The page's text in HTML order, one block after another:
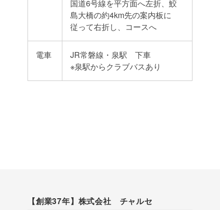
国道6号線を平方面へ左折、鮫
島大橋の約4km先の案内板に
従って右折し、コースへ
電車
JR常磐線・泉駅 下車
※泉駅からクラブバスあり
【創業37年】株式会社 チャルセ